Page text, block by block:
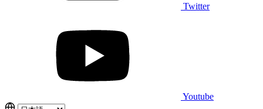
Twitter
Youtube